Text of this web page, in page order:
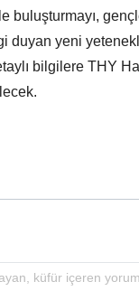
buluşturmayı,
duyan yeni
bilgilere THY